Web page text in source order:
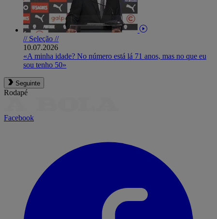
// Seleção //
10.07.2026
«A minha idade? No número está lá 71 anos, mas no que eu
sou tenho 50»
Seguinte
Rodapé
Facebook